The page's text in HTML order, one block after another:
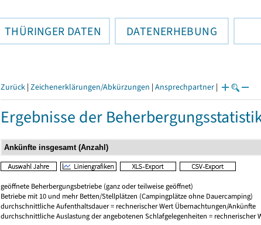
THÜRINGER DATEN DATENERHEBUNG
Zurück | Zeichenerklärungen/Abkürzungen | Ansprechpartner |
Ergebnisse der
geöffnete Beherbergungsbetriebe (ganz oder teilweise geöffnet)
Betriebe mit 10 und mehr Betten/Stellplätzen (Campingplätze ohne Dauercamping)
durchschnittliche Aufenthaltsdauer = rechnerischer Wert Übernachtungen/Ankünfte
durchschnittliche Auslastung der angebotenen Schlafgelegenheiten = rechnerischer